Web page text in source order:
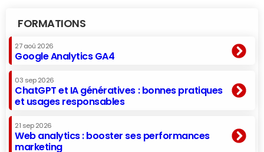
FORMATIONS
27 aoû 2026
Google Analytics GA4
03 sep 2026
ChatGPT et IA génératives : bonnes pratiques
et usages responsables
21 sep 2026
Web analytics : booster ses performances
marketing